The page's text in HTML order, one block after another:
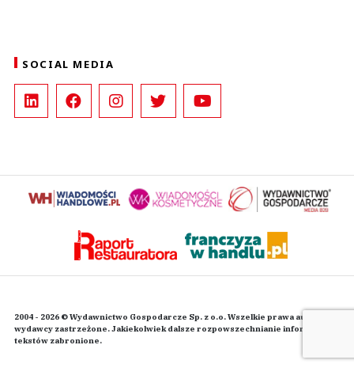
SOCIAL MEDIA
2004 - 2026 © Wydawnictwo Gospodarcze Sp. z o.o. Wszelkie prawa autorskie
wydawcy zastrzeżone. Jakiekolwiek dalsze rozpowszechnianie informacji i
tekstów zabronione.